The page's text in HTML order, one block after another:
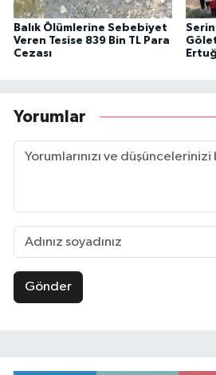
Balık Ölümlerine Sebebiyet
Veren Tesise 839 Bin TL Para
Cezası
Yorumlar
Gönder